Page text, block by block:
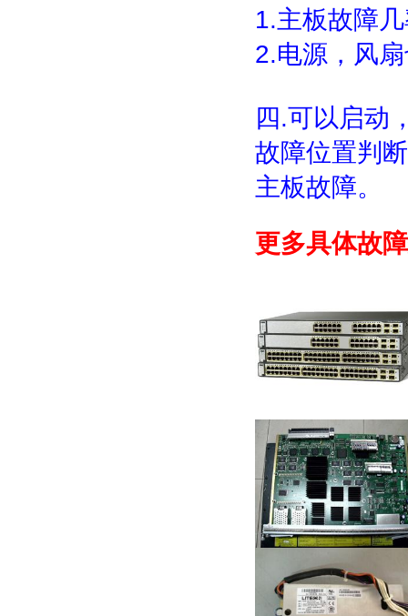
1.主板故障
2.电源，风
四.可以启动
故障位置判
主板故障。
更多具体故